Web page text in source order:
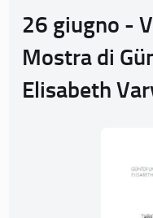
26 giugno -
Mostra di
Elisabeth